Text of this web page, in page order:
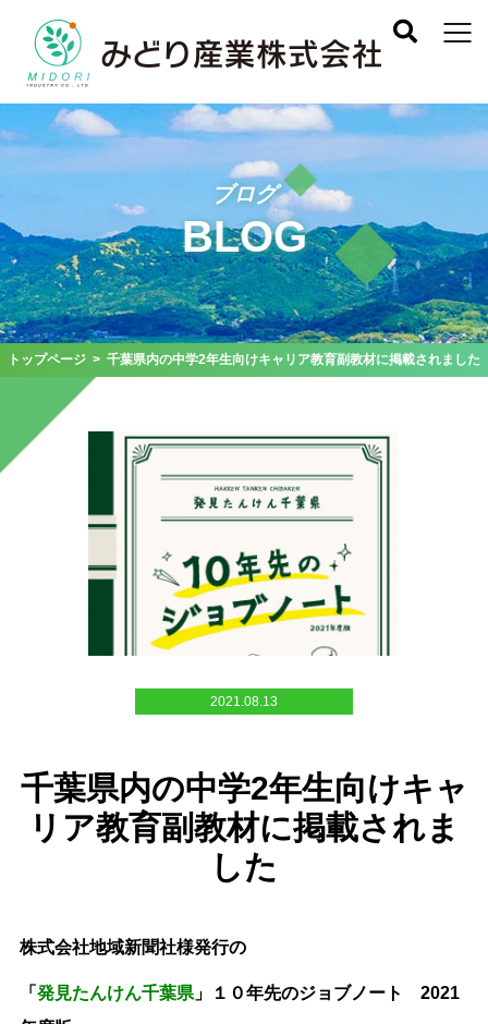
ブログ
BLOG
トップページ > 千葉県内の中学2年生向けキャリア教育副教材に掲載されました
2021.08.13
千葉県内の中学2年生向けキャ
リア教育副教材に掲載されま
した
株式会社地域新聞社様発行の
「 発見たんけん千葉県」１０年先のジョブノート 2021